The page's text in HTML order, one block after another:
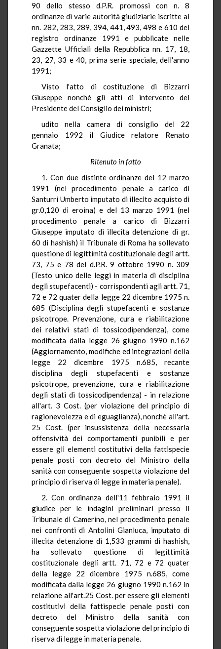
90 dello stesso d.P.R. promossi con n. 8
ordinanze di varie autorità giudiziarie iscritte ai
nn. 282, 283, 289, 394, 441, 493, 498 e 610 del
registro ordinanze 1991 e pubblicate nelle
Gazzette Ufficiali della Repubblica nn. 17, 18,
23, 27, 33 e 40, prima serie speciale, dell'anno
1991;
Visto l'atto di costituzione di Bizzarri
Giuseppe nonchè gli atti di intervento del
Presidente del Consiglio dei ministri;
udito nella camera di consiglio del 22
gennaio 1992 il Giudice relatore Renato
Granata;
Ritenuto in fatto
1. Con due distinte ordinanze del 12 marzo
1991 (nel procedimento penale a carico di
Santurri Umberto imputato di illecito acquisto di
gr.0,120 di eroina) e del 13 marzo 1991 (nel
procedimento penale a carico di Bizzarri
Giuseppe imputato di illecita detenzione di gr.
60 di hashish) il Tribunale di Roma ha sollevato
questione di legittimità costituzionale degli artt.
73, 75 e 78 del d.P.R. 9 ottobre 1990 n. 309
(Testo unico delle leggi in materia di disciplina
degli stupefacenti) - corrispondenti agli artt. 71,
72 e 72 quater della legge 22 dicembre 1975 n.
685 (Disciplina degli stupefacenti e sostanze
psicotrope. Prevenzione, cura e riabilitazione
dei relativi stati di tossicodipendenza), come
modificata dalla legge 26 giugno 1990 n.162
(Aggiornamento, modifiche ed integrazioni della
legge 22 dicembre 1975 n.685, recante
disciplina degli stupefacenti e sostanze
psicotrope, prevenzione, cura e riabilitazione
degli stati di tossicodipendenza) - in relazione
all'art. 3 Cost. (per violazione del principio di
ragionevolezza e di eguaglianza), nonchè all'art.
25 Cost. (per insussistenza della necessaria
offensività dei comportamenti punibili e per
essere gli elementi costitutivi della fattispecie
penale posti con decreto del Ministro della
sanità con conseguente sospetta violazione del
principio di riserva di legge in materia penale).
2. Con ordinanza dell'11 febbraio 1991 il
giudice per le indagini preliminari presso il
Tribunale di Camerino, nel procedimento penale
nei confronti di Antolini Gianluca, imputato di
illecita detenzione di 1,533 grammi di hashish,
ha sollevato questione di legittimità
costituzionale degli artt. 71, 72 e 72 quater
della legge 22 dicembre 1975 n.685, come
modificata dalla legge 26 giugno 1990 n.162 in
relazione all'art.25 Cost. per essere gli elementi
costitutivi della fattispecie penale posti con
decreto del Ministro della sanità con
conseguente sospetta violazione del principio di
riserva di legge in materia penale.